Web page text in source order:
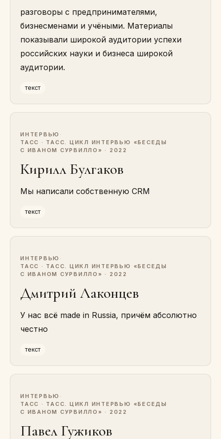
разговоры с предпринимателями,
бизнесменами и учёными. Материалы
показывали широкой аудитории успехи
российских науки и бизнеса широкой
аудитории.
текст
ИНТЕРВЬЮ ·
ТАСС · ТАСС. ЦИКЛ ИНТЕРВЬЮ «БЕСЕДЫ
С ИВАНОМ СУРВИЛЛО» · 2022
Кирилл Булгаков
Мы написали собственную CRM
текст
ИНТЕРВЬЮ ·
ТАСС · ТАСС. ЦИКЛ ИНТЕРВЬЮ «БЕСЕДЫ
С ИВАНОМ СУРВИЛЛО» · 2022
Дмитрий Лаконцев
У нас всё made in Russia, причём абсолютно
честно
текст
ИНТЕРВЬЮ ·
ТАСС · ТАСС. ЦИКЛ ИНТЕРВЬЮ «БЕСЕДЫ
С ИВАНОМ СУРВИЛЛО» · 2022
Павел Гужиков